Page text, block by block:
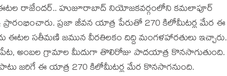
ఈట‌ల రాజేంద‌ర్‌.. హుజూరాబాద్ నియోజకవర్గంలోని కమలాపూర్
ప్రజా జీవన యాత్ర పేరుతో 270 కిలోమీటర్ల మేర ఈ
ఈటల సతీమణి జమున వీరతిలకం దిద్ది మంగళహారతులు ఇచ్చారు.
అంబల గ్రామాల మీదుగా తొలిరోజు పాదయాత్ర కొనసాగుతుంది.
జరిగే ఈ యాత్ర 270 కిలోమీటర్ల మేర కొనసాగనుంది.